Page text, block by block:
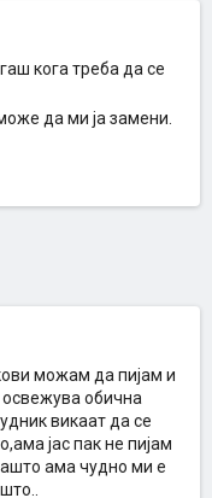
кога треба да се
да ми ја замени.
можам да пијам и
обична
викаат да се
јас пак не пијам
ама чудно ми е